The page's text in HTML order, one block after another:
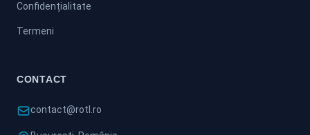
Confidențialitate
Termeni
CONTACT
contact@rotl.ro